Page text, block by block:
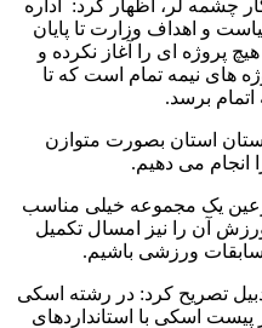
چشمه لر، اظهار کرد: اداره
و اهداف وزارت تا پایان
پروژه ای را آغاز نکرده و
های نیمه تمام است که تا
اتمام برسد.
با تمام تلاش در ۱۱ شهرستان استان بصورت متوازن
انجام می دهیم.
یک مجموعه خیلی مناسب
آن را نیز امسال تکمیل
ورزشی باشیم.
تصریح کرد: در رشته اسکی
اسکی با استانداردهای